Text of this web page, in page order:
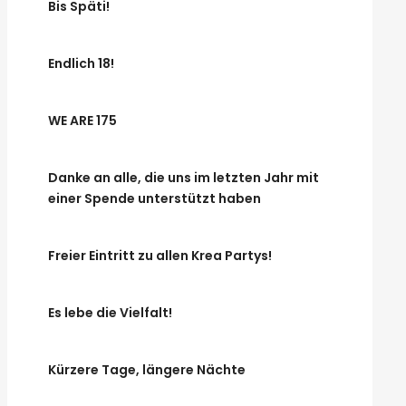
Bis Späti!
Endlich 18!
WE ARE 175
Danke an alle, die uns im letzten Jahr mit
einer Spende unterstützt haben
Freier Eintritt zu allen Krea Partys!
Es lebe die Vielfalt!
Kürzere Tage, längere Nächte